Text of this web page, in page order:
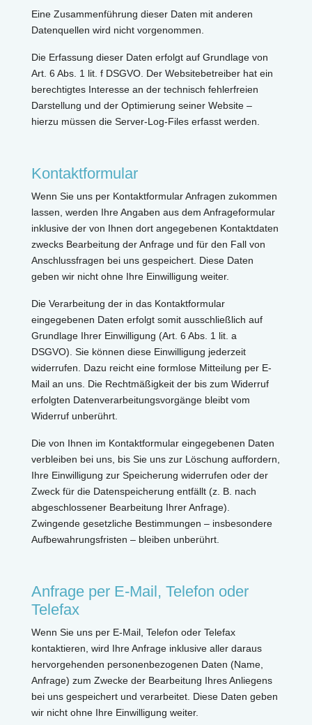
Eine Zusammenführung dieser Daten mit anderen
Datenquellen wird nicht vorgenommen.
Die Erfassung dieser Daten erfolgt auf Grundlage von
Art. 6 Abs. 1 lit. f DSGVO. Der Websitebetreiber hat ein
berechtigtes Interesse an der technisch fehlerfreien
Darstellung und der Optimierung seiner Website –
hierzu müssen die Server-Log-Files erfasst werden.
Kontaktformular
Wenn Sie uns per Kontaktformular Anfragen zukommen
lassen, werden Ihre Angaben aus dem Anfrageformular
inklusive der von Ihnen dort angegebenen Kontaktdaten
zwecks Bearbeitung der Anfrage und für den Fall von
Anschlussfragen bei uns gespeichert. Diese Daten
geben wir nicht ohne Ihre Einwilligung weiter.
Die Verarbeitung der in das Kontaktformular
eingegebenen Daten erfolgt somit ausschließlich auf
Grundlage Ihrer Einwilligung (Art. 6 Abs. 1 lit. a
DSGVO). Sie können diese Einwilligung jederzeit
widerrufen. Dazu reicht eine formlose Mitteilung per E-
Mail an uns. Die Rechtmäßigkeit der bis zum Widerruf
erfolgten Datenverarbeitungsvorgänge bleibt vom
Widerruf unberührt.
Die von Ihnen im Kontaktformular eingegebenen Daten
verbleiben bei uns, bis Sie uns zur Löschung auffordern,
Ihre Einwilligung zur Speicherung widerrufen oder der
Zweck für die Datenspeicherung entfällt (z. B. nach
abgeschlossener Bearbeitung Ihrer Anfrage).
Zwingende gesetzliche Bestimmungen – insbesondere
Aufbewahrungsfristen – bleiben unberührt.
Anfrage per E-Mail, Telefon oder
Telefax
Wenn Sie uns per E-Mail, Telefon oder Telefax
kontaktieren, wird Ihre Anfrage inklusive aller daraus
hervorgehenden personenbezogenen Daten (Name,
Anfrage) zum Zwecke der Bearbeitung Ihres Anliegens
bei uns gespeichert und verarbeitet. Diese Daten geben
wir nicht ohne Ihre Einwilligung weiter.